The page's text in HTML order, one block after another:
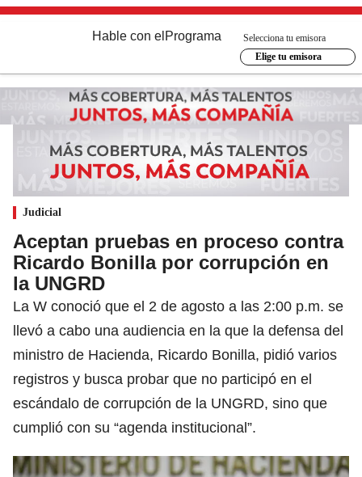
Hable con el Programa
Selecciona tu emisora
Elige tu emisora
Judicial
Aceptan pruebas en proceso contra
Ricardo Bonilla por corrupción en
la UNGRD
La W conoció que el 2 de agosto a las 2:00 p.m. se
llevó a cabo una audiencia en la que la defensa del
ministro de Hacienda, Ricardo Bonilla, pidió varios
registros y busca probar que no participó en el
escándalo de corrupción de la UNGRD, sino que
cumplió con su “agenda institucional”.